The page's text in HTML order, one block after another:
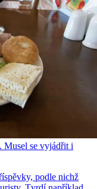
Musel se vyjádřit i
podle nichž